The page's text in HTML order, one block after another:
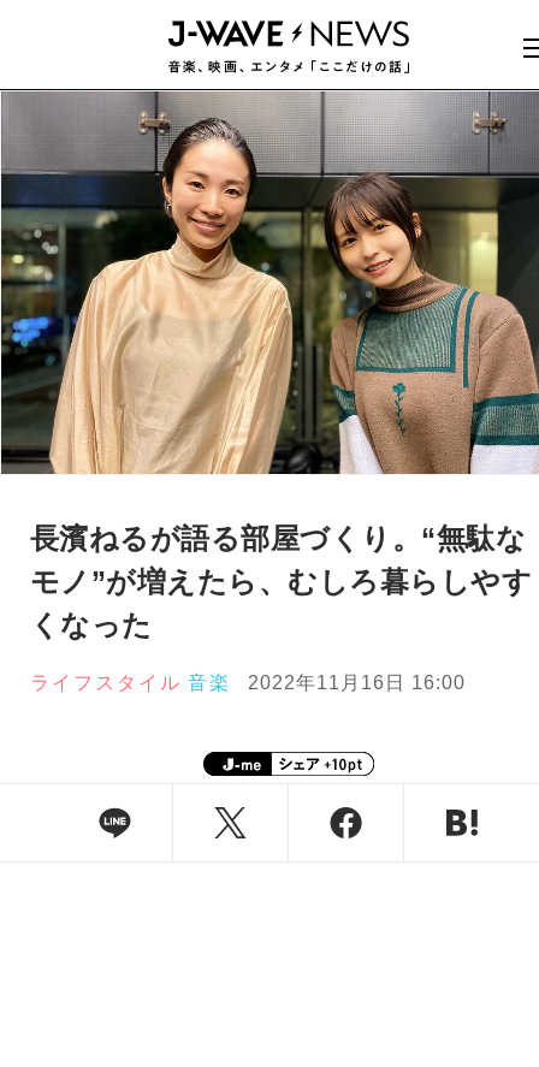
長濱ねるが語る部屋づくり。“無駄な
モノ”が増えたら、むしろ暮らしやす
くなった
ライフスタイル 音楽 2022年11月16日 16:00